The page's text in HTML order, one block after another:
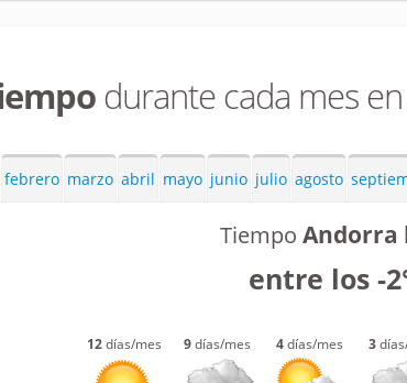
durante cada mes
febrero marzo abril mayo junio julio agosto
TiempoAndorra
entre los -
12días/mes 9días/mes 4días/mes 3